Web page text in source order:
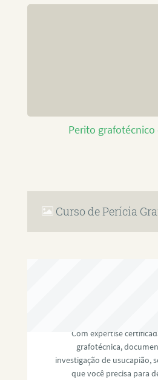
Perito grafotécnico
Curso de Perícia
Com expertise
grafotécnica,
investigação de usucapião,
que você precisa para